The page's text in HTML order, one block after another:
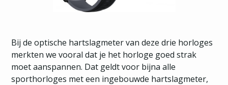
Bij de optische hartslagmeter van deze drie horloges
merkten we vooral dat je het horloge goed strak
moet aanspannen. Dat geldt voor bijna alle
sporthorloges met een ingebouwde hartslagmeter,